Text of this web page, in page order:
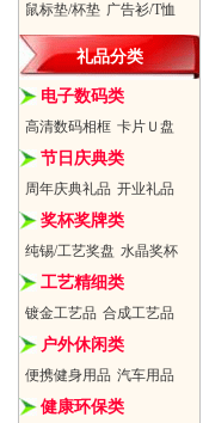
鼠标垫/杯垫 广告衫/T恤
礼品分类
电子数码类
高清数码相框 卡片Ｕ盘
节日庆典类
周年庆典礼品 开业礼品
奖杯奖牌类
纯锡/工艺奖盘 水晶奖杯
工艺精细类
镀金工艺品 合成工艺品
户外休闲类
便携健身用品 汽车用品
健康环保类